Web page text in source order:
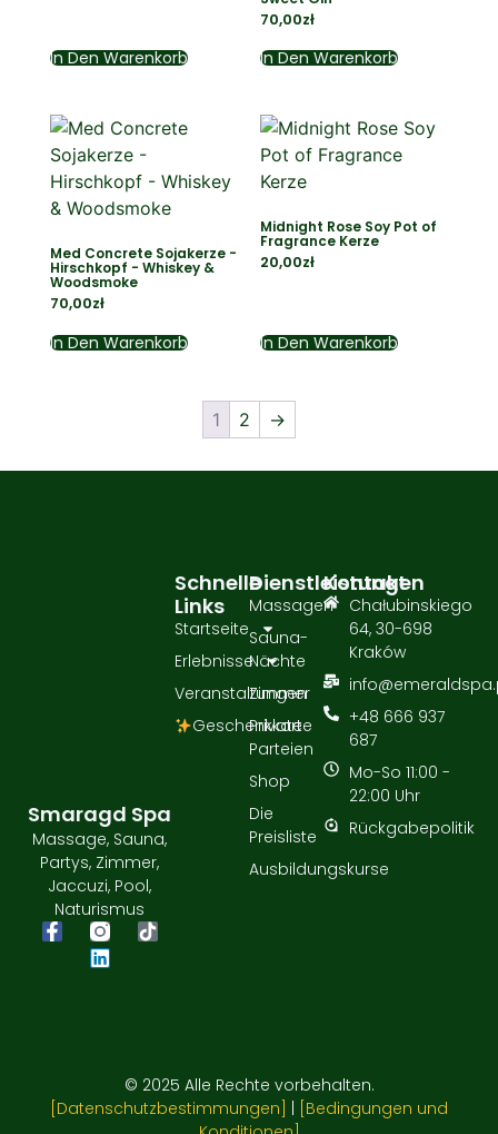
In Den Warenkorb
70,00zł
In Den Warenkorb
Med Concrete Sojakerze -
Hirschkopf - Whiskey &
Woodsmoke
70,00zł
In Den Warenkorb
Midnight Rose Soy Pot of
Fragrance Kerze
20,00zł
In Den Warenkorb
1 2 →
Smaragd Spa
Massage, Sauna,
Partys, Zimmer,
Jaccuzi, Pool,
Naturismus
Dienstleistungen
Massagen
Sauna-
Nächte
Zimmer
Private
Parteien
Shop
Die
Preisliste
Ausbildungskurse
Schnelle
Links
Startseite
Erlebnisse
Veranstaltungen
Geschenkkarte
Kontakt
Chałubinskiego
64, 30-698
Kraków
+48 666 937
687
Mo-So 11:00 -
22:00 Uhr
Rückgabepolitik
© 2025 Alle Rechte vorbehalten.
[Datenschutzbestimmungen]
[Bedingungen und